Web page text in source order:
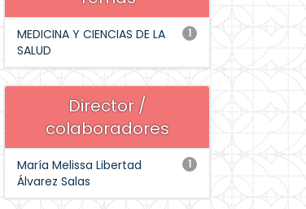
1
MEDICINA Y CIENCIAS DE LA
SALUD
Director /
colaboradores
1
María Melissa Libertad
Álvarez Salas